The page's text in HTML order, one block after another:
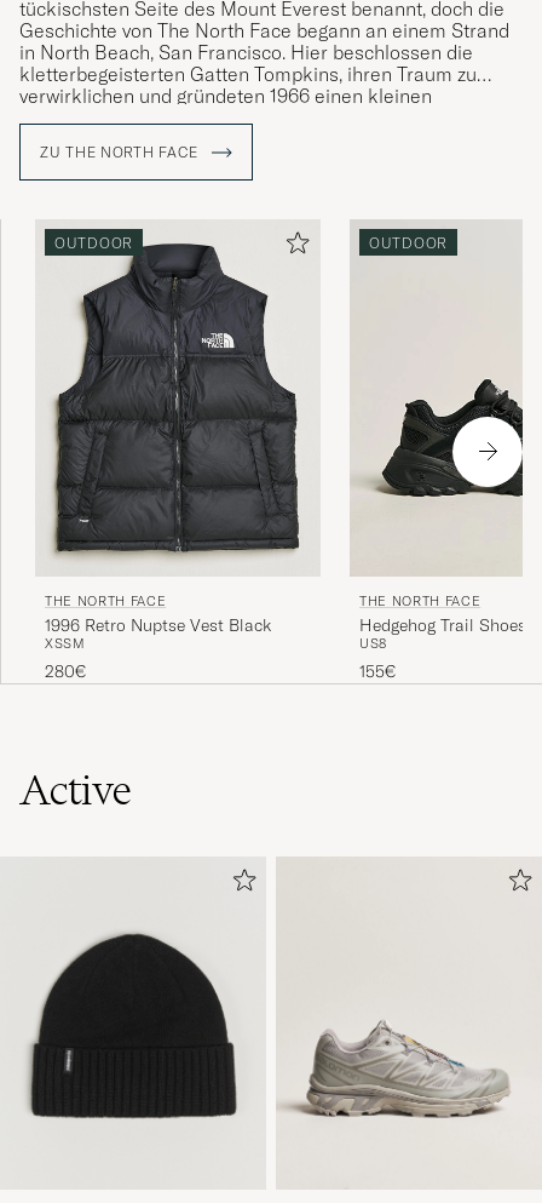
tückischsten Seite des Mount Everest benannt, doch die
Geschichte von The North Face begann an einem Strand
in North Beach, San Francisco. Hier beschlossen die
kletterbegeisterten Gatten Tompkins, ihren Traum zu
verwirklichen und gründeten 1966 einen kleinen
Kletterladen.
Das Unternehmen bietet heute eine umfassende
Kollektion an Funktionsbekleidung, Ausrüstung und
die städtische Umgebung eignet.
ZU THE NORTH FACE
OUTDOOR
THE NORTH FACE
1996 Retro Nuptse Vest Black
XSSM
280€
OUTDOOR
THE NORTH FACE
Hedgehog Trail Shoes
US8
155€
Active